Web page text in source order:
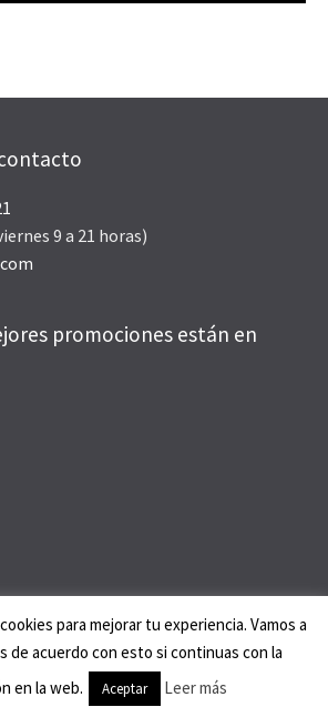
9 a 21 horas)
promociones están en
© AEPSIS 2015
para mejorar tu experiencia. Vamos a
de acuerdo con esto si continuas con la
en la web.
Aceptar Leer más